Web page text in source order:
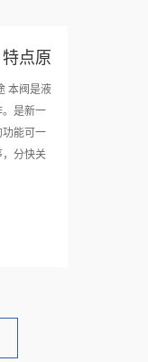
点原
本阀是液
。是新一
功能可一
，分快关